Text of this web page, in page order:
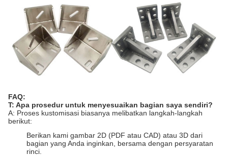
FAQ:
T: Apa prosedur untuk menyesuaikan bagian saya sendiri?
A: Proses kustomisasi biasanya melibatkan langkah-langkah
berikut:
Berikan kami gambar 2D (PDF atau CAD) atau 3D dari
bagian yang Anda inginkan, bersama dengan persyaratan
rinci.